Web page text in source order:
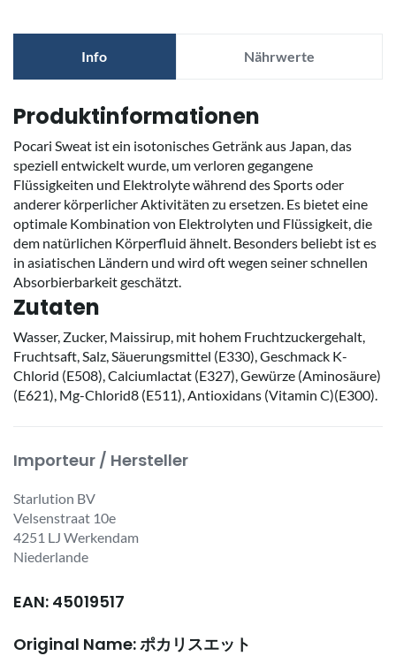
Info Nährwerte
Produktinformationen
Pocari Sweat ist ein isotonisches Getränk aus Japan, das
speziell entwickelt wurde, um verloren gegangene
Flüssigkeiten und Elektrolyte während des Sports oder
anderer körperlicher Aktivitäten zu ersetzen. Es bietet eine
optimale Kombination von Elektrolyten und Flüssigkeit, die
dem natürlichen Körperfluid ähnelt. Besonders beliebt ist es
in asiatischen Ländern und wird oft wegen seiner schnellen
Absorbierbarkeit geschätzt.
Zutaten
Wasser, Zucker, Maissirup, mit hohem Fruchtzuckergehalt,
Fruchtsaft, Salz, Säuerungsmittel (E330), Geschmack K-
Chlorid (E508), Calciumlactat (E327), Gewürze (Aminosäure)
(E621), Mg-Chlorid8 (E511), Antioxidans (Vitamin C)(E300).
Importeur / Hersteller
Starlution BV
Velsenstraat 10e
4251 LJ Werkendam
Niederlande
EAN: 45019517
Original Name: ポカリスエット